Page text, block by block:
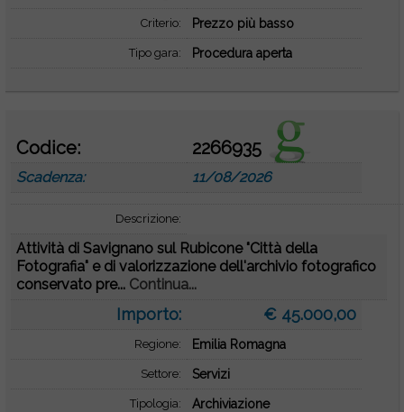
Criterio: Prezzo più basso
Tipo gara: Procedura aperta
Codice: 2266935
Scadenza: 11/08/2026
Descrizione:
Attività di Savignano sul Rubicone "Città della
Fotografia" e di valorizzazione dell'archivio fotografico
conservato pre... Continua...
Importo: € 45.000,00
Regione: Emilia Romagna
Settore: Servizi
Tipologia: Archiviazione